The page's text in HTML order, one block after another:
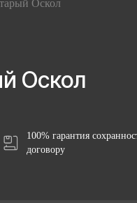
Оскол
Оскол
100% гарантия
договору